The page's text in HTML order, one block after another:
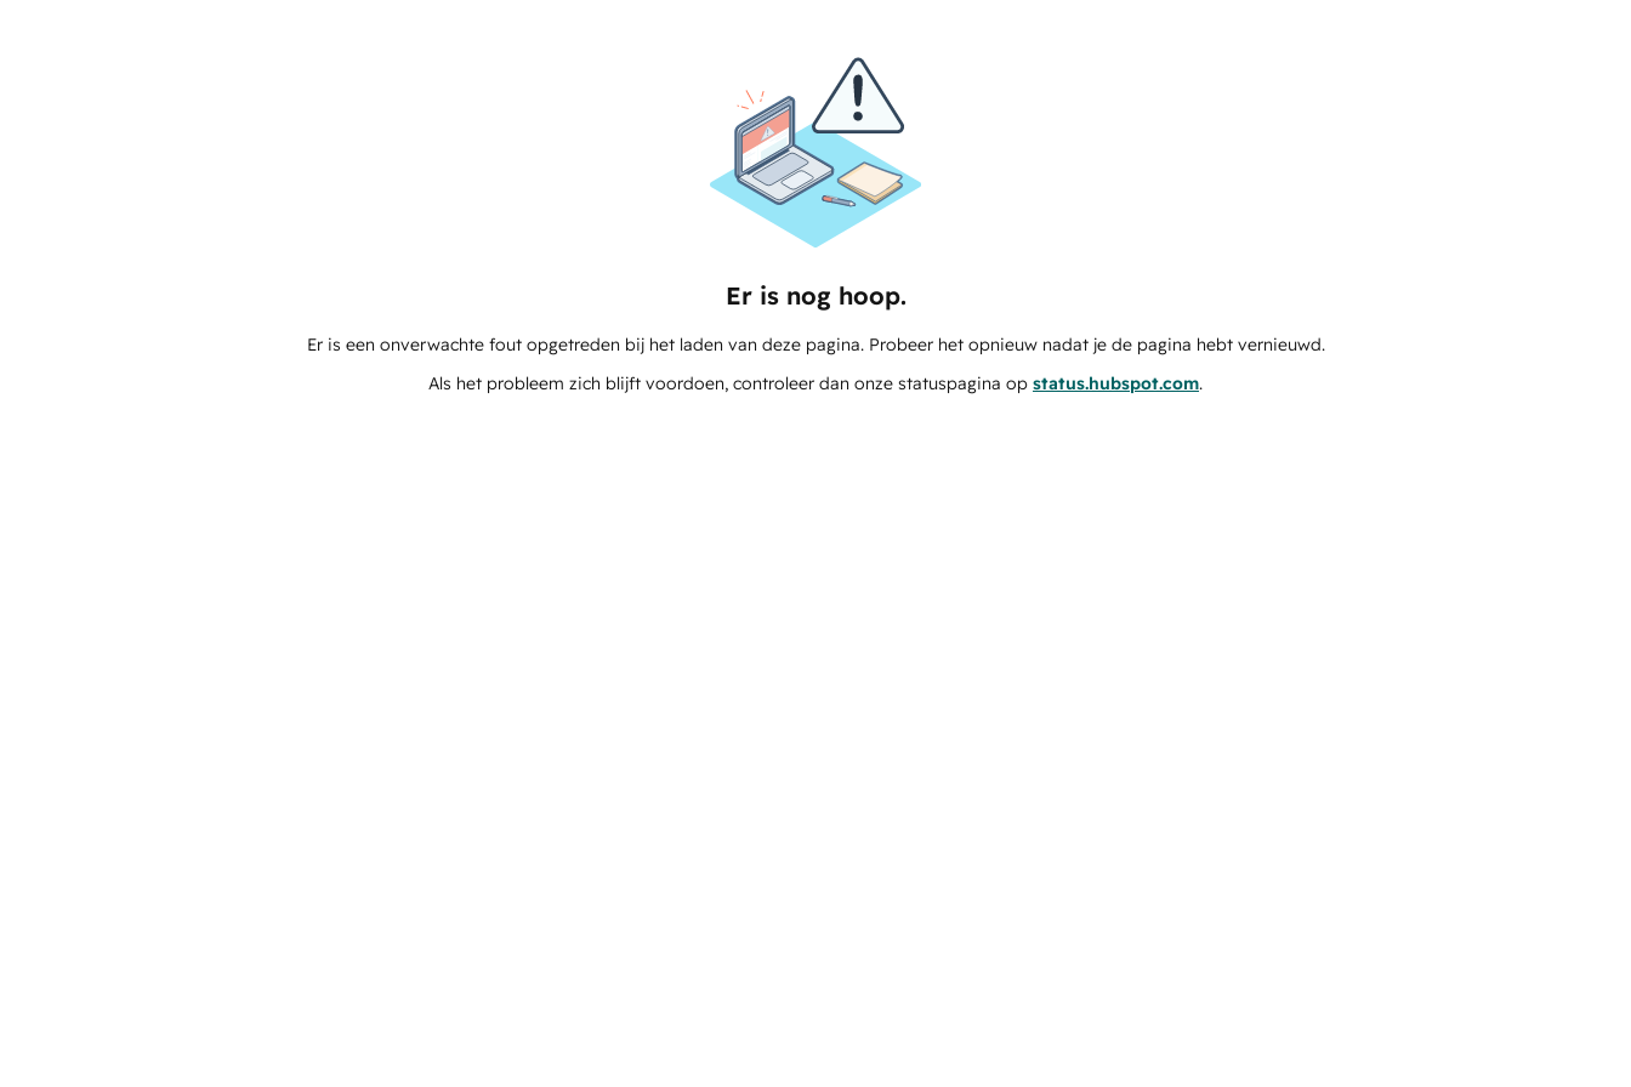
Er is nog hoop.
Er is een onverwachte fout opgetreden bij het laden van deze pagina. Probeer het opnieuw nadat je de pagina hebt vernieuwd.
Als het probleem zich blijft voordoen, controleer dan onze statuspagina op status.hubspot.com.